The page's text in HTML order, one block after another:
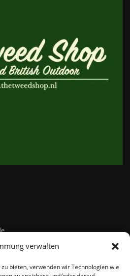
verwalten
bieten, verwenden wir Technologien wie